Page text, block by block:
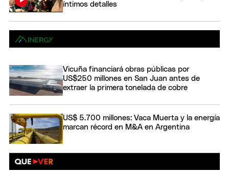
íntimos detalles
Vicuña financiará obras públicas por
US$250 millones en San Juan antes de
extraer la primera tonelada de cobre
US$ 5.700 millones: Vaca Muerta y la energía
marcan récord en M&A en Argentina